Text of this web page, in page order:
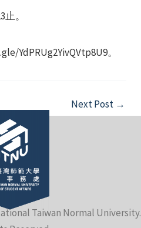
。
YdPRUg2YivQVtp8U9。
Next Post →
Taiwan Normal University.